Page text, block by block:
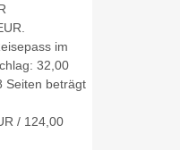
im
32,00
Seiten beträgt
/ 124,00